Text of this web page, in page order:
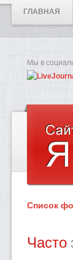
ГЛАВНАЯ
Мы в
Список
Часто